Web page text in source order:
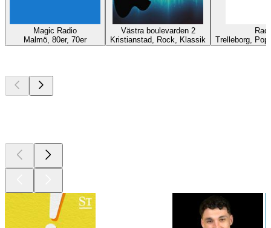
Magic Radio
Malmö, 80er, 70er
Västra boulevarden 2
Kristianstad, Rock, Klassik
Trelleborg,